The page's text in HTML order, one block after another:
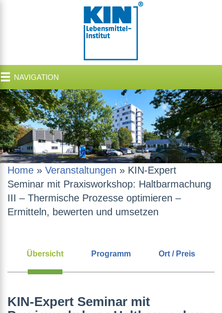
NAVIGATION
Home » Veranstaltungen » KIN-Expert
Seminar mit Praxisworkshop: Haltbarmachung
III – Thermische Prozesse optimieren –
Ermitteln, bewerten und umsetzen
Übersicht Programm Ort / Preis
KIN-Expert Seminar mit